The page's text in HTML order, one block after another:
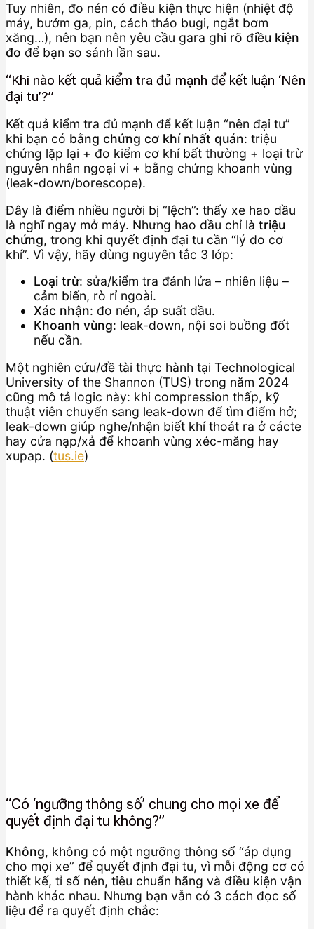
Tuy nhiên, đo nén có điều kiện thực hiện (nhiệt độ
máy, bướm ga, pin, cách tháo bugi, ngắt bơm
xăng…), nên bạn nên yêu cầu gara ghi rõ điều kiện
đo để bạn so sánh lần sau.
“Khi nào kết quả kiểm tra đủ mạnh để kết luận ‘Nên
đại tu’?”
Kết quả kiểm tra đủ mạnh để kết luận “nên đại tu”
khi bạn có bằng chứng cơ khí nhất quán: triệu
chứng lặp lại + đo kiểm cơ khí bất thường + loại trừ
nguyên nhân ngoại vi + bằng chứng khoanh vùng
(leak-down/borescope).
Đây là điểm nhiều người bị “lệch”: thấy xe hao dầu
là nghĩ ngay mở máy. Nhưng hao dầu chỉ là triệu
chứng, trong khi quyết định đại tu cần “lý do cơ
khí”. Vì vậy, hãy dùng nguyên tắc 3 lớp:
Loại trừ: sửa/kiểm tra đánh lửa – nhiên liệu –
cảm biến, rò rỉ ngoài.
Xác nhận: đo nén, áp suất dầu.
Khoanh vùng: leak-down, nội soi buồng đốt
nếu cần.
Một nghiên cứu/đề tài thực hành tại Technological
University of the Shannon (TUS) trong năm 2024
cũng mô tả logic này: khi compression thấp, kỹ
thuật viên chuyển sang leak-down để tìm điểm hở;
leak-down giúp nghe/nhận biết khí thoát ra ở cácte
hay cửa nạp/xả để khoanh vùng xéc-măng hay
xupap. (tus.ie)
“Có ‘ngưỡng thông số’ chung cho mọi xe để
quyết định đại tu không?”
Không, không có một ngưỡng thông số “áp dụng
cho mọi xe” để quyết định đại tu, vì mỗi động cơ có
thiết kế, tỉ số nén, tiêu chuẩn hãng và điều kiện vận
hành khác nhau. Nhưng bạn vẫn có 3 cách đọc số
liệu để ra quyết định chắc: